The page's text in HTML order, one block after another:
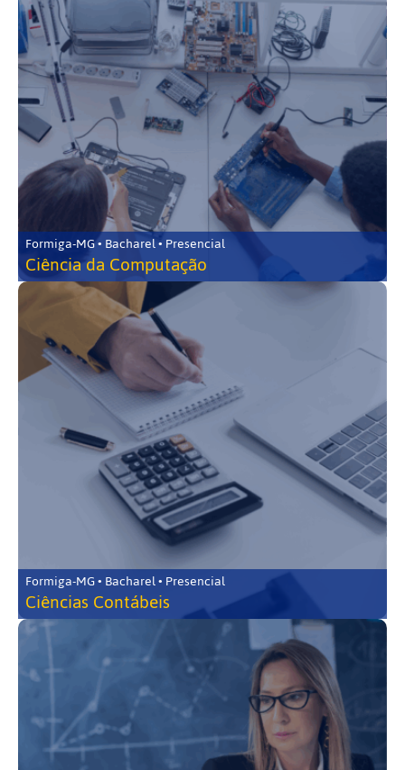
Formiga-MG • Bacharel • Presencial
Ciência da Computação
Formiga-MG • Bacharel • Presencial
Ciências Contábeis